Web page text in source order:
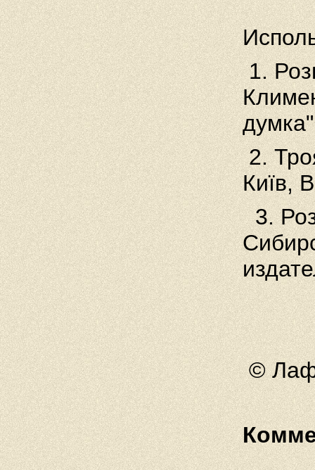
1.
2.
Київ,
3.
©